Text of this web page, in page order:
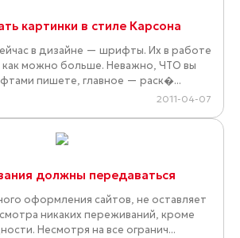
картинки в стиле Карсона
в дизайне — шрифты. Их в работе
можно больше. Неважно, ЧТО вы
пишете, главное — раск�...
2011-04-07
должны передаваться
оформления сайтов, не оставляет
никаких переживаний, кроме
Несмотря на все огранич...